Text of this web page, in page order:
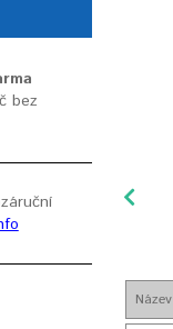
bez
Název